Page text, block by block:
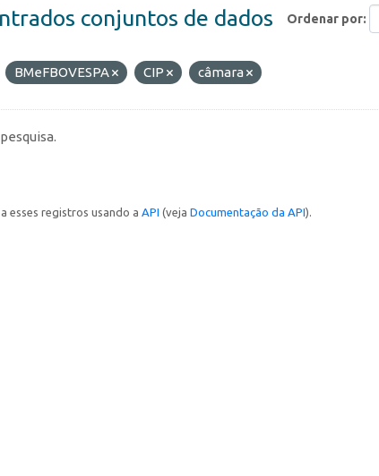
Ordenar por
conjuntos de dados
BMeFBOVESPA CIP câmara
esses registros usando a API (veja Documentação da API).